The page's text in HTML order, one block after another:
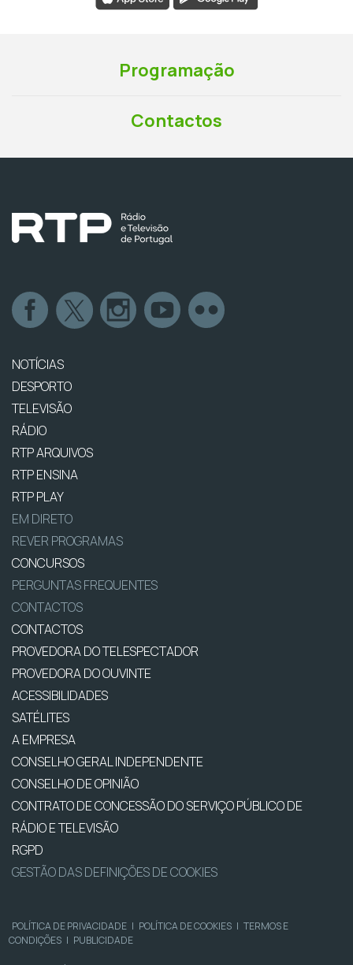
Programação
Contactos
NOTÍCIAS
DESPORTO
TELEVISÃO
RÁDIO
RTP ARQUIVOS
RTP ENSINA
RTP PLAY
EM DIRETO
REVER PROGRAMAS
CONCURSOS
PERGUNTAS FREQUENTES
CONTACTOS
CONTACTOS
PROVEDORA DO TELESPECTADOR
PROVEDORA DO OUVINTE
ACESSIBILIDADES
SATÉLITES
A EMPRESA
CONSELHO GERAL INDEPENDENTE
CONSELHO DE OPINIÃO
CONTRATO DE CONCESSÃO DO SERVIÇO PÚBLICO DE
RÁDIO E TELEVISÃO
RGPD
GESTÃO DAS DEFINIÇÕES DE COOKIES
POLÍTICA DE PRIVACIDADE | POLÍTICA DE COOKIES | TERMOS E
CONDIÇÕES | PUBLICIDADE